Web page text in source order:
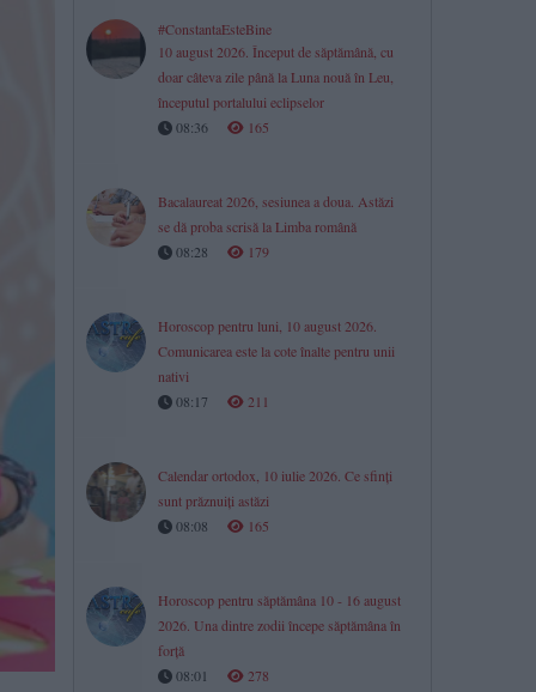
#ConstantaEsteBine
10 august 2026. Început de săptămână, cu
doar câteva zile până la Luna nouă în Leu,
începutul portalului eclipselor
08:36
165
Bacalaureat 2026, sesiunea a doua. Astăzi
se dă proba scrisă la Limba română
08:28
179
Horoscop pentru luni, 10 august 2026.
Comunicarea este la cote înalte pentru unii
nativi
08:17
211
Calendar ortodox, 10 iulie 2026. Ce sfinți
sunt prăznuiți astăzi
08:08
165
Horoscop pentru săptămâna 10 - 16 august
2026. Una dintre zodii începe săptămâna în
forță
08:01
278